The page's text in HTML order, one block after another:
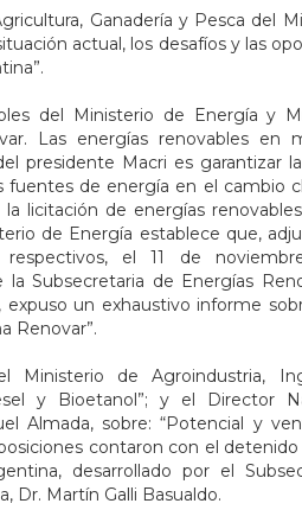
Ganadería y Pesca del
actual, los desafíos y las
del Ministerio de Energía y
Las energías renovables en
presidente Macri es garantizar
de energía en el cambio
licitación de energías
de Energía establece que,
el 11 de
Subsecretaria de Energías
un exhaustivo informe
Renovar”.
Ministerio de Agroindustria,
y Bioetanol”; y el Director
Almada, sobre: “Potencial y
contaron con el detenido
desarrollado por el
Dr. Martín Galli Basualdo.